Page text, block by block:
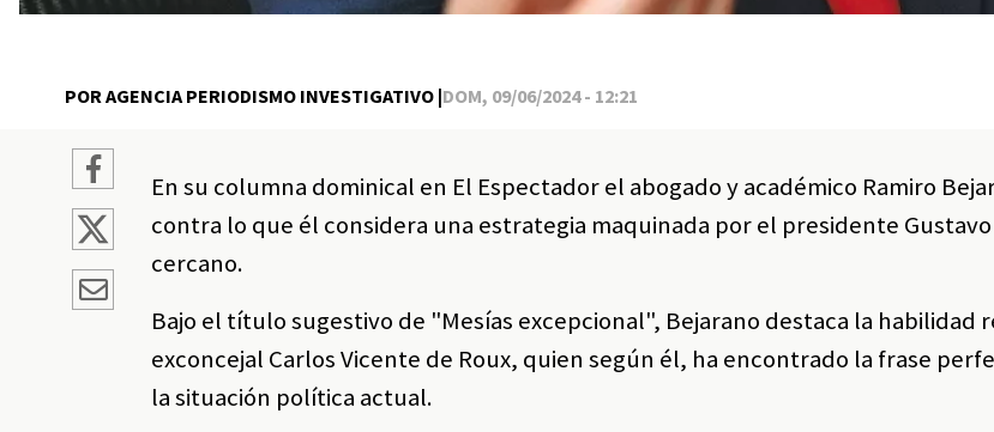
POR AGENCIA PERIODISMO INVESTIGATIVO |DOM, 09/06/2024 - 12:21
En su columna dominical en El Espectador el abogado y académico Ramiro
contra lo que él considera una estrategia maquinada por el presidente
cercano.
Bajo el título sugestivo de "Mesías excepcional", Bejarano destaca la habilidad
exconcejal Carlos Vicente de Roux, quien según él, ha encontrado la frase
la situación política actual.